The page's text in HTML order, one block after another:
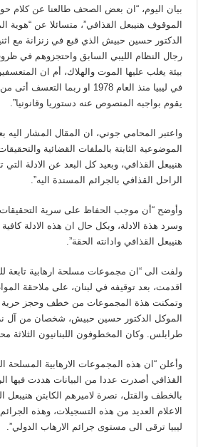
بيان اليوم، “ان بعض الصحف طالعنا عن كلام
الموقوف هنيبعل القذافي”، متسائلا عن “هوية
الدكتور حسين حبيش الذي قبع في زنزانة مع
رجال النظام الليبي السابق واحتجزوهم في
بيئة يغلب عليها الموت والهلاك، أم ان
في ليبيا منذ العام 1978 او ربما
يقوم بواجبه المنصوص عنه دستوريا وقانونيا”.
واعتبر المحامي جوني، ان المقال المشار اليه
الموضوعية الثابتة بالملفات القضائية
هنيبعل القذافي، وبعيد كل البعد عن الادلة
الراحل القذافي بالجرائم المسندة اليه”.
وأوضح “أن موجب الحفاظ على سرية التحقيقات
وسرد هذة الادلة، وبكل حال ان هذه الادلة
هنيبعل القذافي وادانته الحقة”.
ولفت الى “ان مجموعات مسلحة ارهابية تابعة
اقدمت، بعد توقيفه في لبنان، على ملاحقة
وتمكنت هذة المجموعات من خطف وحجز حرية
الموكل الدكتور حسين حبيش، شخصان من آل
طرابلس. وكان المخطوفون اللبنانيون الثلاثة
وأعلن “ان هذه المجموعات الارهابية المسلحة
القذافي أصدرت عددا من البيانات هددت فيها
بالخطف والقتل، نصرة لاميرهم الكابتن هنيبعل
الاعلام العديد من هذه التسجيلات، وهذه
ليبيا ترقى الى مستوى جرائم الارهاب الدولي”.